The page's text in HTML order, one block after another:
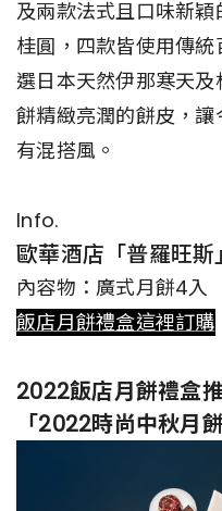
及兩款法式且口味新
桂圓，四款皆使用傳
選日本天然伊那寒天
餅精緻亮潤的餅皮，
有混搭風。
Info.
歐華酒店「普羅旺
內容物：廣式月餅4入
飯店月餅禮盒這裡訂購
2022飯店月餅禮盒
「2022時尚中秋月